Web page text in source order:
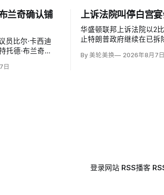
兰奇确认铺
员比尔·卡西迪
托德·布兰奇
本跨过参议院确
日
上诉法院叫停白宫
华盛顿联邦上诉法院以2
止特朗普政府继续在已拆
该案足以检验总统是否能
By 美轮美换 2026年8月7日
登录网站 RSS播客